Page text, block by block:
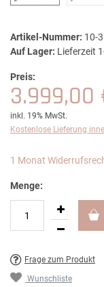
Artikel-Nummer: 10-
Auf Lager: Lieferzeit
Preis:
3.999,00
inkl. 19% MwSt.
Kostenlose Lieferung
1 Monat
Menge:
Frage zum Produkt
Wunschliste